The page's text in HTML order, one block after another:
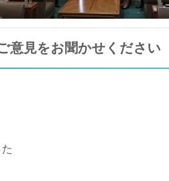
意見をお聞かせください